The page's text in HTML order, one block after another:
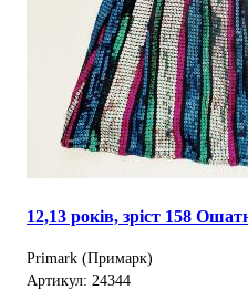
12,13 років, зріст 158
Primark (Примарк)
Артикул: 24344